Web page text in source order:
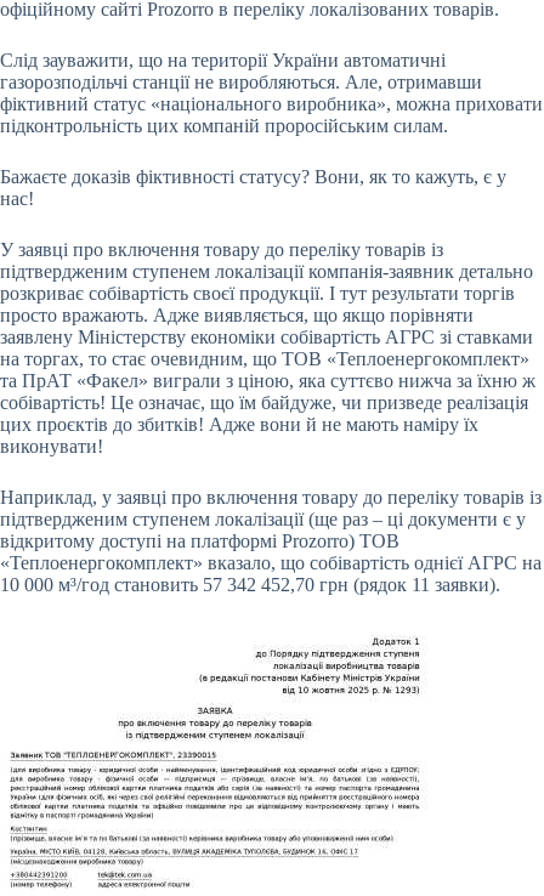
офіційному сайті Prozorro в переліку локалізованих товарів.
Слід зауважити, що на території України автоматичні
газорозподільчі станції не виробляються. Але, отримавши
фіктивний статус «національного виробника», можна приховати
підконтрольність цих компаній проросійським силам.
Бажаєте доказів фіктивності статусу? Вони, як то кажуть, є у
нас!
У заявці про включення товару до переліку товарів із
підтвердженим ступенем локалізації компанія-заявник детально
розкриває собівартість своєї продукції. І тут результати торгів
просто вражають. Адже виявляється, що якщо порівняти
заявлену Міністерству економіки собівартість АГРС зі ставками
на торгах, то стає очевидним, що ТОВ «Теплоенергокомплект»
та ПрАТ «Факел» виграли з ціною, яка суттєво нижча за їхню ж
собівартість! Це означає, що їм байдуже, чи призведе реалізація
цих проєктів до збитків! Адже вони й не мають наміру їх
виконувати!
Наприклад, у заявці про включення товару до переліку товарів із
підтвердженим ступенем локалізації (ще раз – ці документи є у
відкритому доступі на платформі Prozorro) ТОВ
«Теплоенергокомплект» вказало, що собівартість однієї АГРС на
10 000 м³/год становить 57 342 452,70 грн (рядок 11 заявки).